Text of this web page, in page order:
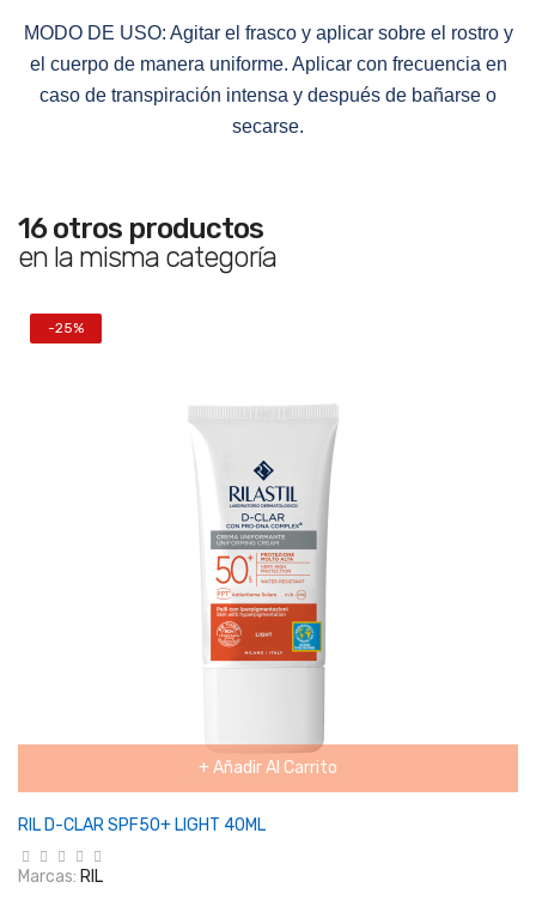
MODO DE USO: Agitar el frasco y aplicar sobre el rostro y
el cuerpo de manera uniforme. Aplicar con frecuencia en
caso de transpiración intensa y después de bañarse o
secarse.
16 otros productos
en la misma categoría
-25%
+ Añadir Al Carrito
RIL D-CLAR SPF50+ LIGHT 40ML
Marcas: RIL